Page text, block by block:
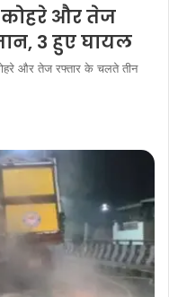
कोहरे और तेज
3 हुए घायल
कोहरे और तेज रफ्तार के चलते तीन